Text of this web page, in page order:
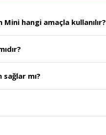
Handy Steam Mini hangi amaçla kullanılır?
mı?